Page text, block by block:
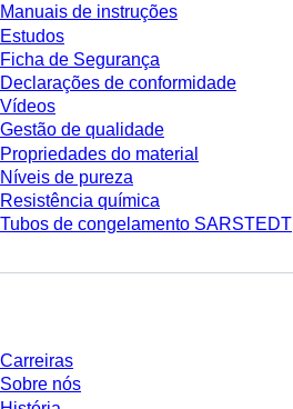
Manuais de instruções
Estudos
Ficha de Segurança
Declarações de conformidade
Vídeos
Gestão de qualidade
Propriedades do material
Níveis de pureza
Resistência química
Tubos de congelamento SARSTEDT
Carreiras
Sobre nós